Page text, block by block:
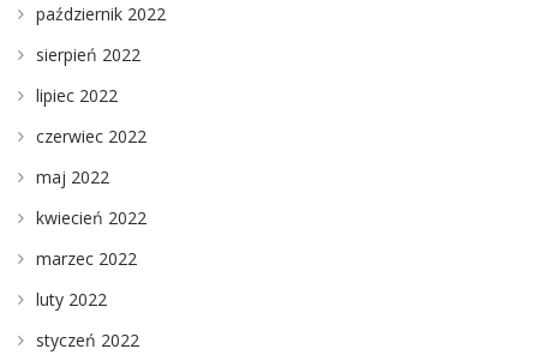
październik 2022
sierpień 2022
lipiec 2022
czerwiec 2022
maj 2022
kwiecień 2022
marzec 2022
luty 2022
styczeń 2022